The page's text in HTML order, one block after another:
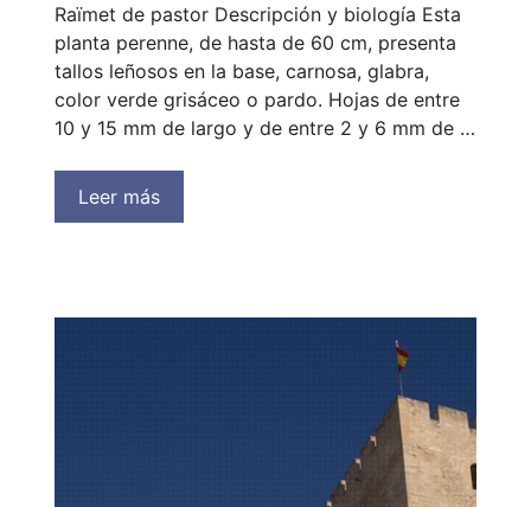
Raïmet de pastor Descripción y biología Esta
planta perenne, de hasta de 60 cm, presenta
tallos leñosos en la base, carnosa, glabra,
color verde grisáceo o pardo. Hojas de entre
10 y 15 mm de largo y de entre 2 y 6 mm de …
Leer más